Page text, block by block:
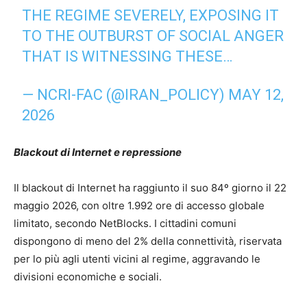
THE REGIME SEVERELY, EXPOSING IT
TO THE OUTBURST OF SOCIAL ANGER
THAT IS WITNESSING THESE…
— NCRI-FAC (@IRAN_POLICY) MAY 12,
2026
Blackout di Internet e repressione
Il blackout di Internet ha raggiunto il suo 84º giorno il 22
maggio 2026, con oltre 1.992 ore di accesso globale
limitato, secondo NetBlocks. I cittadini comuni
dispongono di meno del 2% della connettività, riservata
per lo più agli utenti vicini al regime, aggravando le
divisioni economiche e sociali.